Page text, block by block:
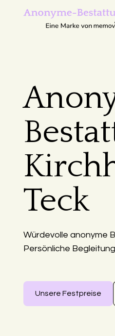
Teck
Würdevolle anonyme
Persönliche
Unsere Festpreise